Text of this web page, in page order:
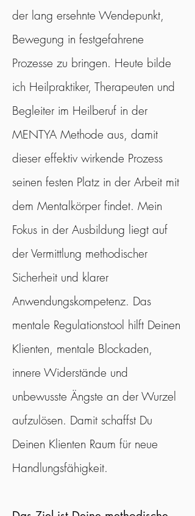
der lang ersehnte Wendepunkt,
Bewegung in festgefahrene
Prozesse zu bringen. Heute bilde
ich Heilpraktiker, Therapeuten und
Begleiter im Heilberuf in der
MENTYA Methode aus, damit
dieser effektiv wirkende Prozess
seinen festen Platz in der Arbeit mit
dem Mentalkörper findet. Mein
Fokus in der Ausbildung liegt auf
der Vermittlung methodischer
Sicherheit und klarer
Anwendungskompetenz. Das
mentale Regulationstool hilft Deinen
Klienten, mentale Blockaden,
innere Widerstände und
unbewusste Ängste an der Wurzel
aufzulösen. Damit schaffst Du
Deinen Klienten Raum für neue
Handlungsfähigkeit.